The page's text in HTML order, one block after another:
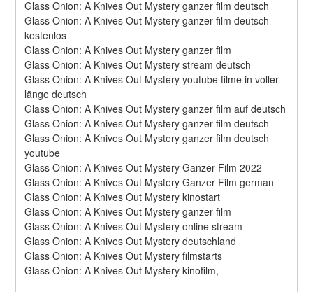
Glass Onion: A Knives Out Mystery ganzer film deutsch
Glass Onion: A Knives Out Mystery ganzer film deutsch
kostenlos
Glass Onion: A Knives Out Mystery ganzer film
Glass Onion: A Knives Out Mystery stream deutsch
Glass Onion: A Knives Out Mystery youtube filme in voller
länge deutsch
Glass Onion: A Knives Out Mystery ganzer film auf deutsch
Glass Onion: A Knives Out Mystery ganzer film deutsch
Glass Onion: A Knives Out Mystery ganzer film deutsch
youtube
Glass Onion: A Knives Out Mystery Ganzer Film 2022
Glass Onion: A Knives Out Mystery Ganzer Film german
Glass Onion: A Knives Out Mystery kinostart
Glass Onion: A Knives Out Mystery ganzer film
Glass Onion: A Knives Out Mystery online stream
Glass Onion: A Knives Out Mystery deutschland
Glass Onion: A Knives Out Mystery filmstarts
Glass Onion: A Knives Out Mystery kinofilm,